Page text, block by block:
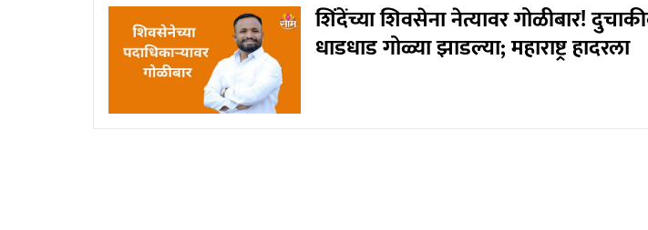
शिंदेंच्या शिवसेना नेत्यावर गोळीबार!
धाडधाड गोळ्या झाडल्या; महाराष्ट्र हादरला